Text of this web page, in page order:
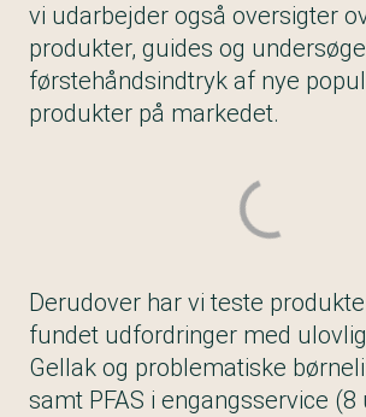
vi udarbejder også oversigter
produkter, guides og
førstehåndsindtryk af nye
produkter på markedet.
Derudover har vi teste
fundet udfordringer med
Gellak og problematiske
samt PFAS i engangsservice (8